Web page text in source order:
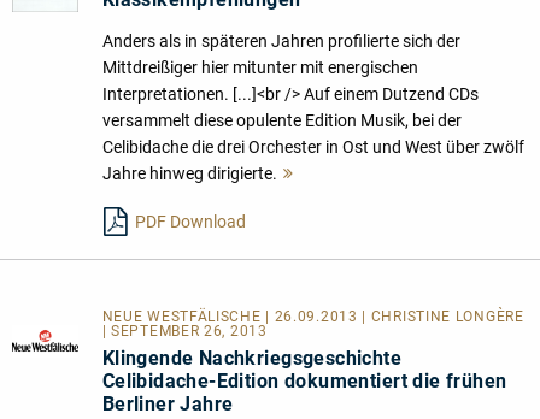
Anders als in späteren Jahren profilierte sich der
Mittdreißiger hier mitunter mit energischen
Interpretationen. [...]<br /> Auf einem Dutzend CDs
versammelt diese opulente Edition Musik, bei der
Celibidache die drei Orchester in Ost und West über zwölf
Jahre hinweg dirigierte.
PDF Download
NEUE WESTFÄLISCHE | 26.09.2013 | CHRISTINE LONGÈRE
| SEPTEMBER 26, 2013
Klingende Nachkriegsgeschichte
Celibidache-Edition dokumentiert die frühen
Berliner Jahre